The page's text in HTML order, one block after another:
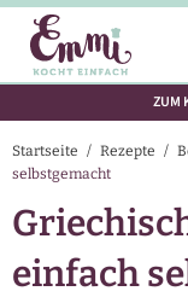
ZUM
Startseite / Rezepte /
selbstgemacht
einfach